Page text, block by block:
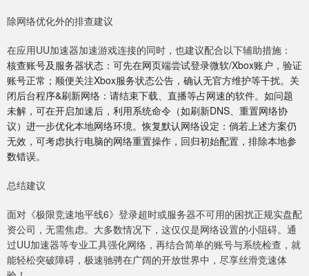
除网络优化外的排查建议
在应用UU加速器加速游戏连接的同时，也建议配合以下辅助措施：
核查账号及服务器状态：可先在网页端尝试登录微软/Xbox账户，验证
账号正常；顺便关注Xbox服务状态公告，确认无官方维护等干扰。关
闭后台程序&刷新网络：请结束下载、直播等占网速的软件。如问题
未解，可在开启加速后，利用系统命令（如刷新DNS、重置网络协
议）进一步优化本地网络环境。恢复默认网络设定：倘若上述方案仍
无效，可考虑执行电脑的网络重置操作，回归初始配置，排除本地参
数错误。
总结建议
面对《极限竞速地平线6》登录超时或服务器不可用的困扰正规实盘配
资公司，无需焦虑。大多数情况下，这仅仅是网络设置的小阻碍。通
过UU加速器等专业工具强化网络，再结合简单的账号与系统检查，就
能轻松突破障碍，极速驰骋在广阔的开放世界中，尽享丝滑竞速体